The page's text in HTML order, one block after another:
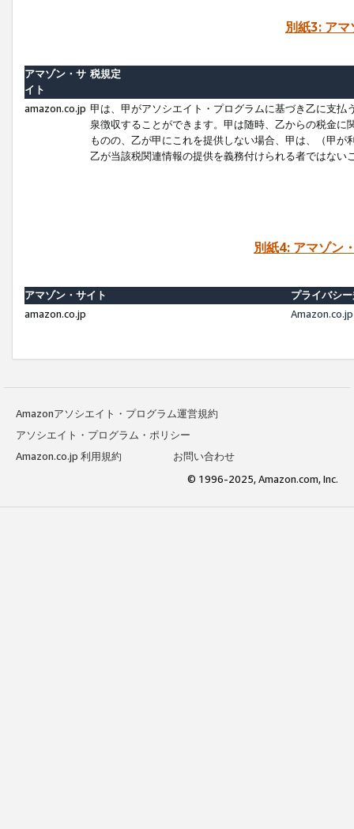
別紙3: ア
アマゾン・サ
イト
税規定
amazon.co.jp 甲は、甲がアソシエイト・プログラムに基づき乙に支
泉徴収することができます。甲は随時、乙からの税金
ものの、乙が甲にこれを提供しない場合、甲は、（甲
乙が当該税関連情報の提供を義務付けられる者ではな
別紙4: アマゾン
アマゾン・サイト
プライバシ
amazon.co.jp
Amazonアソシエイト・プログラム運営規約
アソシエイト・プログラム・ポリシー
Amazon.co.jp 利用規約
お問い合わせ
© 1996-2025, Amazon.com, Inc.